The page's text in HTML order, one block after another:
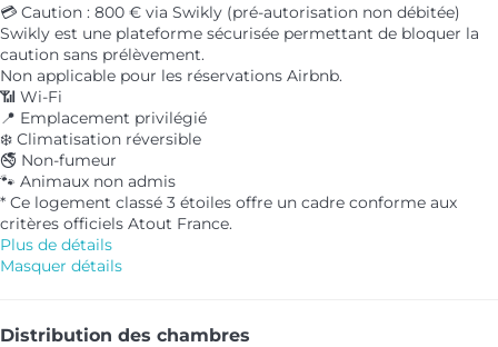
💳 Caution : 800 € via Swikly (pré-autorisation non débitée)
Swikly est une plateforme sécurisée permettant de bloquer la
caution sans prélèvement.
Non applicable pour les réservations Airbnb.
📶 Wi-Fi
📍 Emplacement privilégié
❄️ Climatisation réversible
🚭 Non-fumeur
🐾 Animaux non admis
* Ce logement classé 3 étoiles offre un cadre conforme aux
critères officiels Atout France.
Plus de détails
Masquer détails
Distribution des chambres